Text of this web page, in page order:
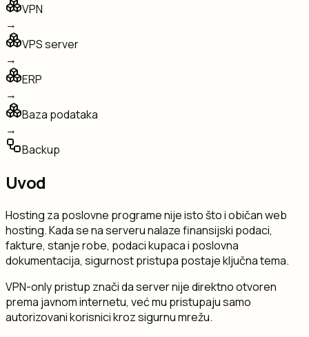
VPN
→
VPS server
→
ERP
→
Baza podataka
→
Backup
Uvod
Hosting za poslovne programe nije isto što i običan web
hosting. Kada se na serveru nalaze finansijski podaci,
fakture, stanje robe, podaci kupaca i poslovna
dokumentacija, sigurnost pristupa postaje ključna tema.
VPN-only pristup znači da server nije direktno otvoren
prema javnom internetu, već mu pristupaju samo
autorizovani korisnici kroz sigurnu mrežu.